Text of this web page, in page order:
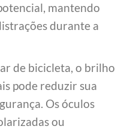
mantendo
durante a
de bicicleta, o brilho
pode reduzir sua
Os óculos
ou